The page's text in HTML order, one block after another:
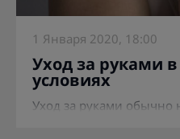
1 Января 2020, 18:00
Уход за руками
условиях
Уход за руками обычно